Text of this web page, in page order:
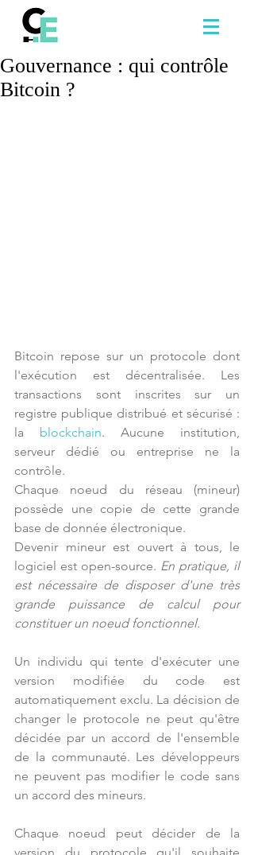
Gouvernance : qui contrôle
Bitcoin ?
Bitcoin repose sur un protocole dont
l'exécution est décentralisée. Les
transactions sont inscrites sur un
registre publique distribué et sécurisé :
la blockchain. Aucune institution,
serveur dédié ou entreprise ne la
contrôle.
Chaque noeud du réseau (mineur)
possède une copie de cette grande
base de donnée électronique.
Devenir mineur est ouvert à tous, le
logiciel est open-source. En pratique, il
est nécessaire de disposer d'une très
grande puissance de calcul pour
constituer un noeud fonctionnel.
Un individu qui tente d'exécuter une
version modifiée du code est
automatiquement exclu. La décision de
changer le protocole ne peut qu'être
décidée par un accord de l'ensemble
de la communauté. Les développeurs
ne peuvent pas modifier le code sans
un accord des mineurs.
Chaque noeud peut décider de la